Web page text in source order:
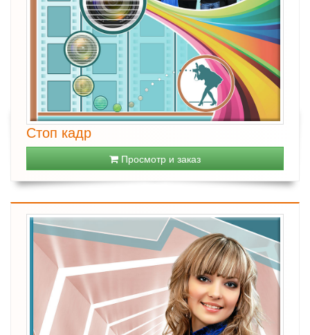
Стоп кадр
Просмотр и заказ